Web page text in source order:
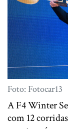
Foto: Fotocar13
A F4 Winter
com 12